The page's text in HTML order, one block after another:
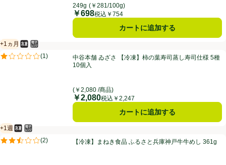
249g (￥281/100g)
価格
￥698税込￥754
カートに追加する
中谷本舗 ゐざさ 【冷凍】柿の葉寿司蒸し寿司仕様 5種10個入
+1ヵ月
賞味・消費期限保証：1ヵ月
冷凍食品
電子レンジ使用可
(1)
評価は1件のレビューで5点中1.0点。中谷本舗 ゐざさ 【冷凍】柿の葉寿司蒸し寿司仕様 5種
10個入
(￥2,080 /商品)
価格
￥2,080税込￥2,247
カートに追加する
【冷凍】まねき食品 ふるさと兵庫神戸牛牛めし 361g
+1週
賞味・消費期限保証：１週間
冷凍食品
電子レンジ使用可
(2)
評価は2件のレビューで5点中2.5点。【冷凍】まねき食品 ふるさと兵庫神戸牛牛めし 361g